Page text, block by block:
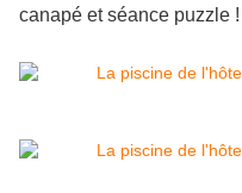
canapé et séance puzzle !